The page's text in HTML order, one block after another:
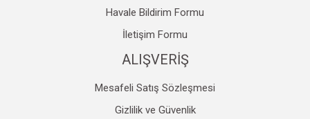
Havale Bildirim Formu
İletişim Formu
ALIŞVERİŞ
Mesafeli Satış Sözleşmesi
Gizlilik ve Güvenlik